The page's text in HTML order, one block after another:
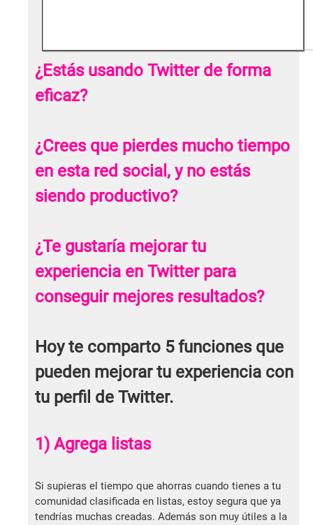
¿Estás usando Twitter de forma
eficaz?
¿Crees que pierdes mucho tiempo
en esta red social, y no estás
siendo productivo?
¿Te gustaría mejorar tu
experiencia en Twitter para
conseguir mejores resultados?
Hoy te comparto 5 funciones que
pueden mejorar tu experiencia con
tu perfil de Twitter.
1) Agrega listas
Si supieras el tiempo que ahorras cuando tienes a tu
comunidad clasificada en listas, estoy segura que ya
tendrías muchas creadas. Además son muy útiles a la